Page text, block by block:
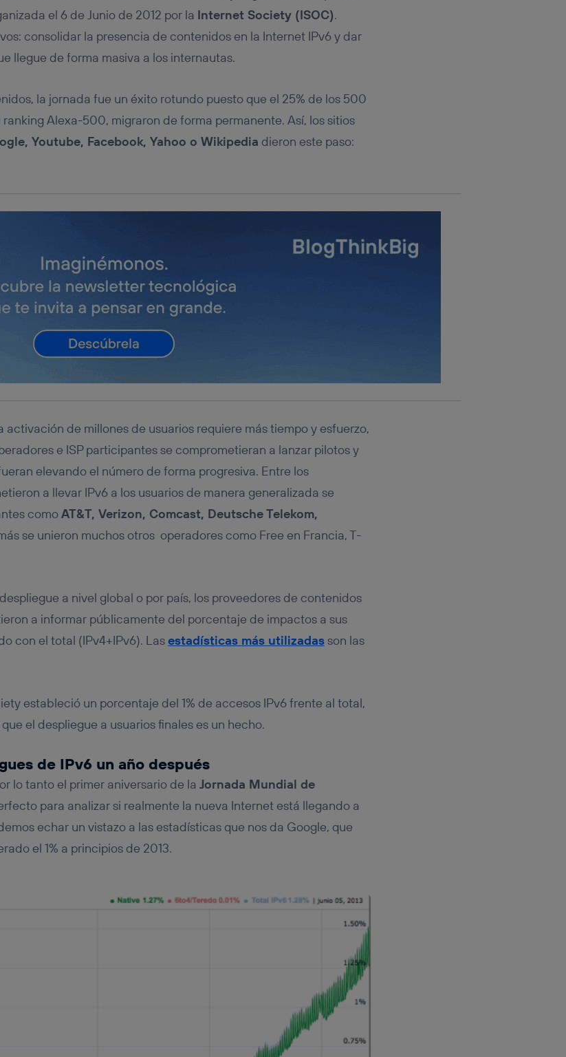
el 6 de Junio de 2012 por la Internet Society (ISOC).
consolidar la presencia de contenidos en la Internet IPv6 y dar
llegue de forma masiva a los internautas.
la jornada fue un éxito rotundo puesto que el 25% de los 500
Alexa-500, migraron de forma permanente. Así, los sitios
Youtube, Facebook, Yahoo o Wikipedia dieron este paso:
activación de millones de usuarios requiere más tiempo y esfuerzo,
e ISP participantes se comprometieran a lanzar pilotos y
elevando el número de forma progresiva. Entre los
a llevar IPv6 a los usuarios de manera generalizada se
comoAT&T, Verizon, Comcast, Deutsche Telekom,
se unieron muchos otros operadores como Free en Francia, T-
a nivel global o por país, los proveedores de contenidos
a informar públicamente del porcentaje de impactos a sus
con el total (IPv4+IPv6). Lasestadísticas más utilizadasson las
estableció un porcentaje del 1% de accesos IPv6 frente al total,
el despliegue a usuarios finales es un hecho.
de IPv6 un año después
lo tanto el primer aniversario de la Jornada Mundial de
para analizar si realmente la nueva Internet está llegando a
echar un vistazo a las estadísticas que nos da Google, que
el 1% a principios de 2013.
y consienta el uso de la tecnología recibirá el mismo identificador.
de banda ancha
de las actividades de navegación de los miembros del hogar que
, el marketing será más personalizado, ya que se basará
del usuario del móvil.
Utiq seleccionando “Administrar Utiq” en la parte
web o visitando el portal de privacidad de Utiq (“consenthub”).
consulta la política de privacidad de Utiq